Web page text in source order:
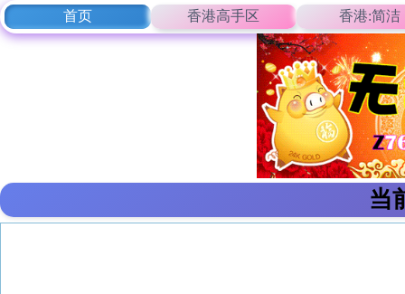
首页 香港高手区 香港:简洁
当